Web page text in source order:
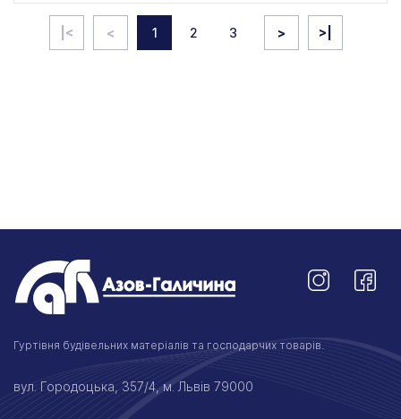
|< < 1 2 3 > >|
Гуртівня будівельних матеріалів та господарчих товарів.
вул. Городоцька, 357/4, м. Львів 79000